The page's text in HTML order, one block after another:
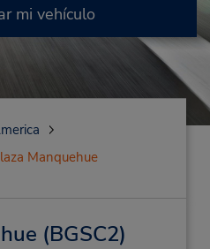
mi vehículo
Manquehue
(BGSC2)